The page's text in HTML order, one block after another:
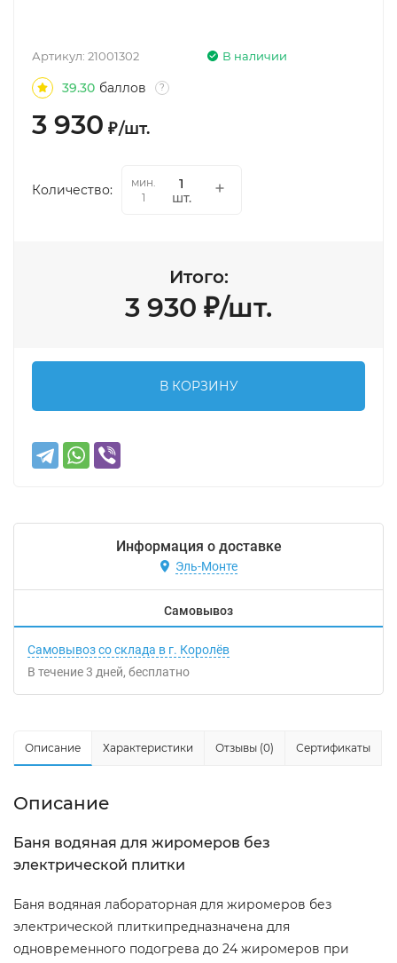
В наличии
Артикул: 21001302
39.30 баллов ?
3 930 ₽/шт.
Количество:
мин.
1
шт.
Итого:
3 930 ₽/шт.
В КОРЗИНУ
Информация о доставке
Эль-Монте
Самовывоз
Самовывоз со склада в г. Королёв
В течение3 дней Бесплатно
Описание Характеристики Отзывы (0) Сертификаты
Описание
Баня водяная для жиромеров без
электрической плитки
Баня водяная лабораторная для жиромеров без
электрической плиткипредназначена для
одновременного подогрева до 24 жиромеров при